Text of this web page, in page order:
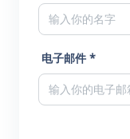
电子邮件 *